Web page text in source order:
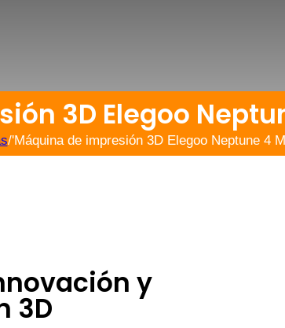
3D Elegoo
/'Máquina de impresión 3D Elegoo Neptune 4
y
3D